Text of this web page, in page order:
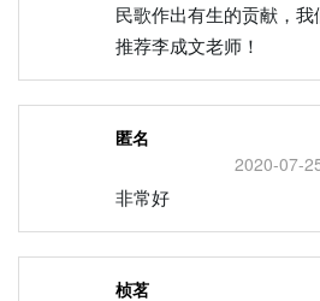
民歌作出有生的贡献，
推荐李成文老师！
匿名
2020-07-
非常好
桢茗